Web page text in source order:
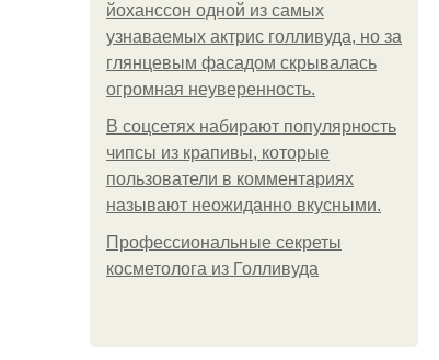
йоханссон одной из самых
узнаваемых актрис голливуда, но за
глянцевым фасадом скрывалась
огромная неуверенность.
В соцсетях набирают популярность
чипсы из крапивы, которые
пользователи в комментариях
называют неожиданно вкусными.
Профессиональные секреты
косметолога из Голливуда